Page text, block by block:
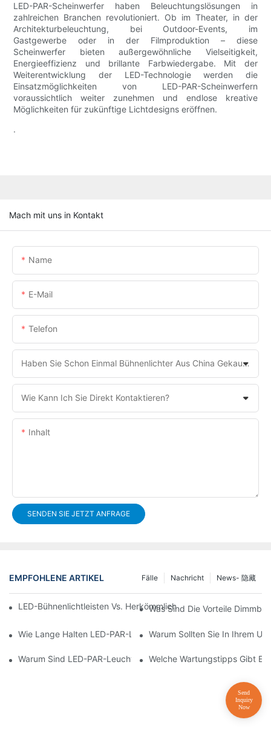
LED-PAR-Scheinwerfer haben Beleuchtungslösungen in
zahlreichen Branchen revolutioniert. Ob im Theater, in der
Architekturbeleuchtung, bei Outdoor-Events, im
Gastgewerbe oder in der Filmproduktion – diese
Scheinwerfer bieten außergewöhnliche Vielseitigkeit,
Energieeffizienz und brillante Farbwiedergabe. Mit der
Weiterentwicklung der LED-Technologie werden die
Einsatzmöglichkeiten von LED-PAR-Scheinwerfern
voraussichtlich weiter zunehmen und endlose kreative
Möglichkeiten für zukünftige Lichtdesigns eröffnen.
.
Mach mit uns in Kontakt
Name
E-Mail
Telefon
Haben Sie Schon Einmal Bühnenlichter Aus China Gekauft?
Wie Kann Ich Sie Direkt Kontaktieren?
Inhalt
SENDEN SIE JETZT ANFRAGE
EMPFOHLENE ARTIKEL News- 隐藏
Nachricht
Fälle
LED-Bühnenlichtleisten Vs. Herkömmliche Bühnenbeleuchtung:
Was Sind Die Vorteile
Wie Lange Halten LED-PAR-Leuchten?Warum Sollten Sie In Ihrem
Warum Sind LED-PAR-Leuchten Perfekt Für Kunstgalerien Und
Welche Wartungstipps Gibt Es